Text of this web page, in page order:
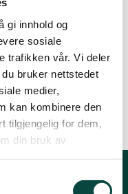
gi innhold og
sosiale
trafikken vår. Vi deler
bruker nettstedet
medier,
kan kombinere den
tilgjengelig for dem,
din bruk av
dag, med
museum kl. 13.00
06.06.2024